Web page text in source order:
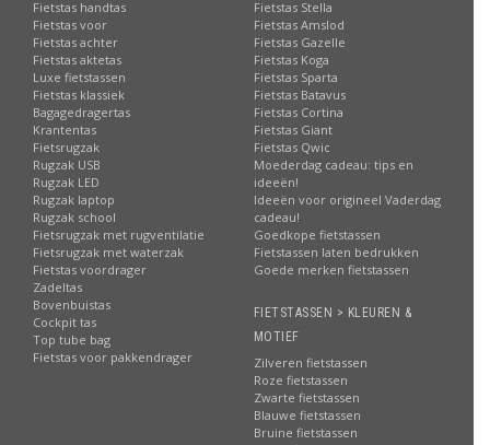
Fietstas handtas
Fietstas voor
Fietstas achter
Fietstas aktetas
Luxe fietstassen
Fietstas klassiek
Bagagedragertas
Krantentas
Fietsrugzak
Rugzak USB
Rugzak LED
Rugzak laptop
Rugzak school
Fietsrugzak met rugventilatie
Fietsrugzak met waterzak
Fietstas voordrager
Zadeltas
Bovenbuistas
Cockpit tas
Top tube bag
Fietstas voor pakkendrager
Fietstas Stella
Fietstas Amslod
Fietstas Gazelle
Fietstas Koga
Fietstas Sparta
Fietstas Batavus
Fietstas Cortina
Fietstas Giant
Fietstas Qwic
Moederdag cadeau: tips en
ideeën!
Ideeën voor origineel Vaderdag
cadeau!
Goedkope fietstassen
Fietstassen laten bedrukken
Goede merken fietstassen
FIETSTASSEN > KLEUREN &
MOTIEF
Zilveren fietstassen
Roze fietstassen
Zwarte fietstassen
Blauwe fietstassen
Bruine fietstassen